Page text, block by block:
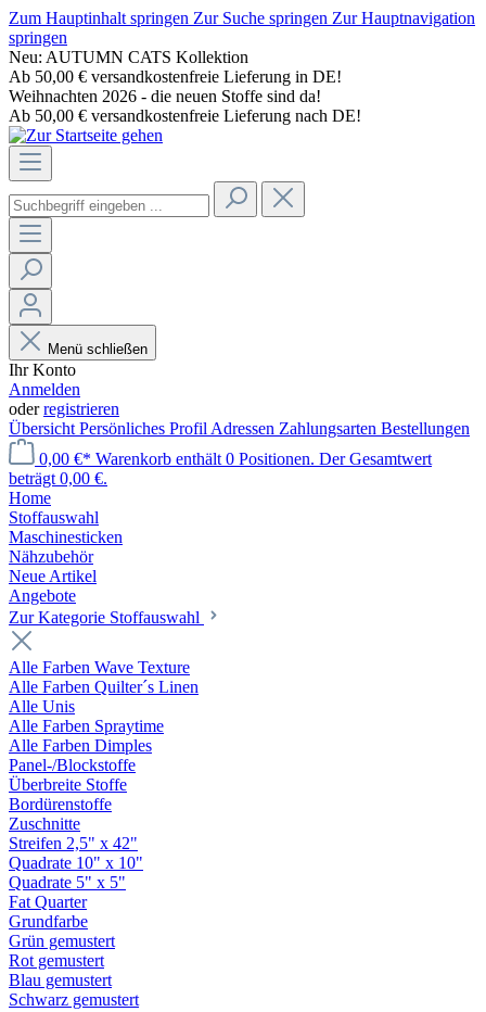
Zum Hauptinhalt springen Zur Suche springen Zur Hauptnavigation
springen
Neu: AUTUMN CATS Kollektion
Ab 50,00 € versandkostenfreie Lieferung in DE!
Weihnachten 2026 - die neuen Stoffe sind da!
Ab 50,00 € versandkostenfreie Lieferung nach DE!
Menü schließen
Ihr Konto
Anmelden
oderregistrieren
Übersicht Persönliches Profil Adressen Zahlungsarten Bestellungen
0,00 €* Warenkorb enthält 0 Positionen. Der Gesamtwert
beträgt 0,00 €.
Home
Stoffauswahl
Maschinesticken
Nähzubehör
Neue Artikel
Angebote
Zur Kategorie Stoffauswahl
Alle Farben Wave Texture
Alle Farben Quilter´s Linen
Alle Unis
Alle Farben Spraytime
Alle Farben Dimples
Panel-/Blockstoffe
Überbreite Stoffe
Bordürenstoffe
Zuschnitte
Streifen 2,5" x 42"
Quadrate 10" x 10"
Quadrate 5" x 5"
Fat Quarter
Grundfarbe
Grün gemustert
Rot gemustert
Blau gemustert
Schwarz gemustert